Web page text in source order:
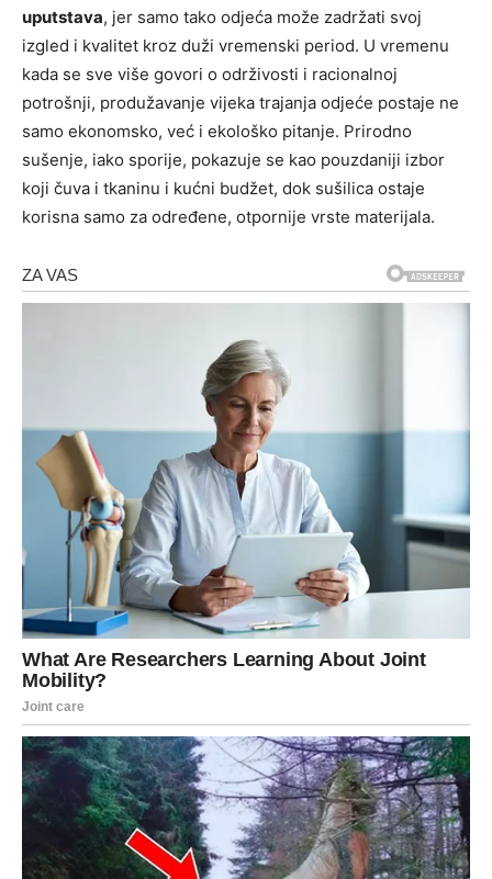
uputstava, jer samo tako odjeća može zadržati svoj
izgled i kvalitet kroz duži vremenski period. U vremenu
kada se sve više govori o održivosti i racionalnoj
potrošnji, produžavanje vijeka trajanja odjeće postaje ne
samo ekonomsko, već i ekološko pitanje. Prirodno
sušenje, iako sporije, pokazuje se kao pouzdaniji izbor
koji čuva i tkaninu i kućni budžet, dok sušilica ostaje
korisna samo za određene, otpornije vrste materijala.